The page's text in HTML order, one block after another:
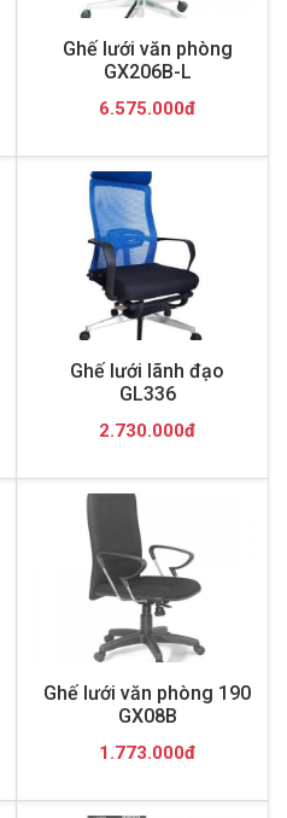
Ghế lưới văn phòng
GX206B-L
6.575.000đ
Ghế lưới lãnh đạo
GL336
2.730.000đ
Ghế lưới văn phòng 190
GX08B
1.773.000đ